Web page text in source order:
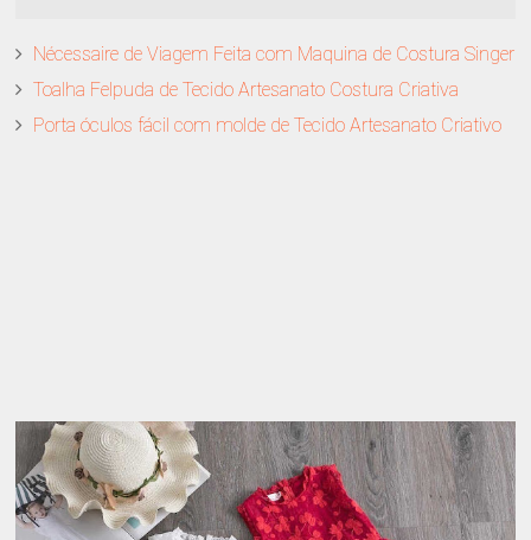
Nécessaire de Viagem Feita com Maquina de Costura Singer
Toalha Felpuda de Tecido Artesanato Costura Criativa
Porta óculos fácil com molde de Tecido Artesanato Criativo